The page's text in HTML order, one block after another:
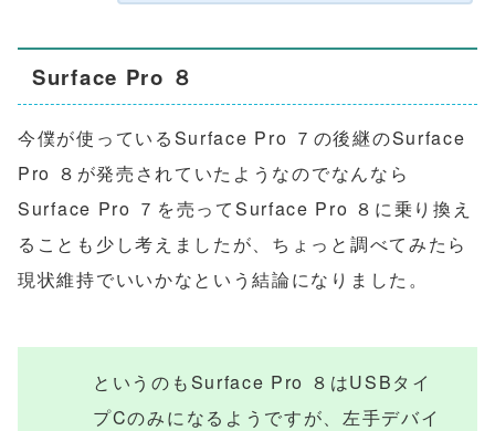
Surface Pro ８
今僕が使っているSurface Pro ７の後継のSurface
Pro ８が発売されていたようなのでなんなら
Surface Pro ７を売ってSurface Pro ８に乗り換え
ることも少し考えましたが、ちょっと調べてみたら
現状維持でいいかなという結論になりました。
というのもSurface Pro ８はUSBタイ
プCのみになるようですが、左手デバイ